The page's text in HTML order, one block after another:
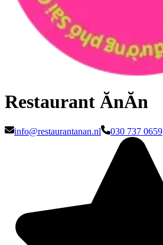
Restaurant ĂnĂn
info@restaurantanan.nl 030 737 0659